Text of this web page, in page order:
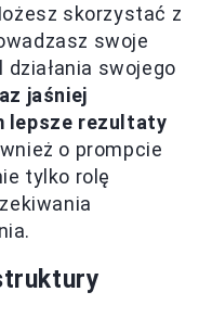
skorzystać z
swoje
swojego
jaśniej
lepsze rezultaty
o prompcie
tylko rolę